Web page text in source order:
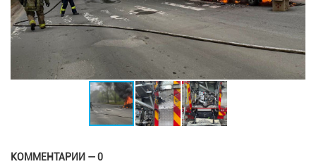
КОММЕНТАРИИ — 0